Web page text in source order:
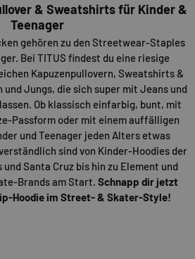
& Sweatshirts für Kinder &
Teenager
gehören zu den Streetwear-Staples
Bei TITUS findest du eine riesige
Kapuzenpullovern, Sweatshirts &
und Jungs, die sich super mit Jeans und
Ob klassisch einfarbig, bunt, mit
Passform oder mit einem auffälligen
und Teenager jeden Alters etwas
sind von Kinder-Hoodies der
und Santa Cruz bis hin zu Element und
Brands am Start. Schnapp dir jetzt
Hoodie im Street- & Skater-Style!